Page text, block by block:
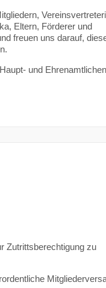
Eltern, Förderer und
freuen uns darauf,
und Ehrenamtlichen
Zutrittsberechtigung zu